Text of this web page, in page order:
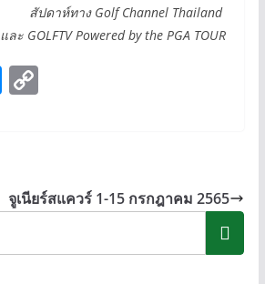
สัปดาห์ทาง Golf Channel Thailand
และ GOLFTV Powered by the PGA TOUR
M
n
g
er
C
Li
n
k
จูเนียร์สแควร์ 1-15 กรกฎาคม 2565